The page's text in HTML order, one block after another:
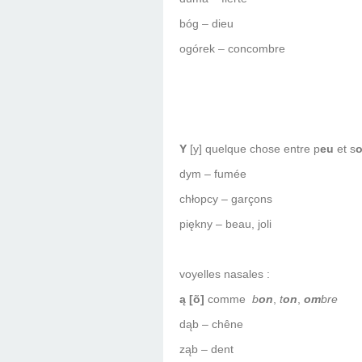
bóg – dieu
ogórek – concombre
Y [y] quelque chose entre peu et s
dym – fumée
chłopcy – garçons
piękny – beau, joli
voyelles nasales :
ą [õ] comme bon, ton, ombre
dąb – chêne
ząb – dent